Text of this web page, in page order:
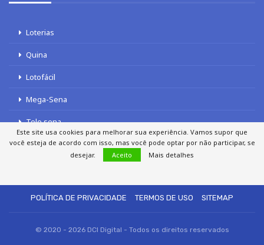
Loterias
Quina
Lotofácil
Mega-Sena
Tele sena
POLÍTICA DE PRIVACIDADE
TERMOS DE USO SITEMAP
© 2020 - 2026 DCI Digital - Todos os direitos reservados
Este site usa cookies para melhorar sua experiência. Vamos supor que
você esteja de acordo com isso, mas você pode optar por não participar, se
desejar.
Aceito Mais detalhes